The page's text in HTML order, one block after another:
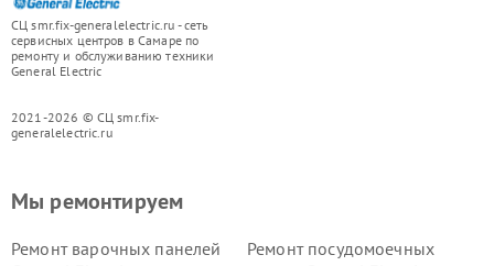
СЦ smr.fix-generalelectric.ru - сеть
сервисных центров в Самаре по
ремонту и обслуживанию техники
General Electric
2021-2026 © СЦ smr.fix-
generalelectric.ru
Мы ремонтируем
Ремонт варочных панелей
Ремонт посудомоечных